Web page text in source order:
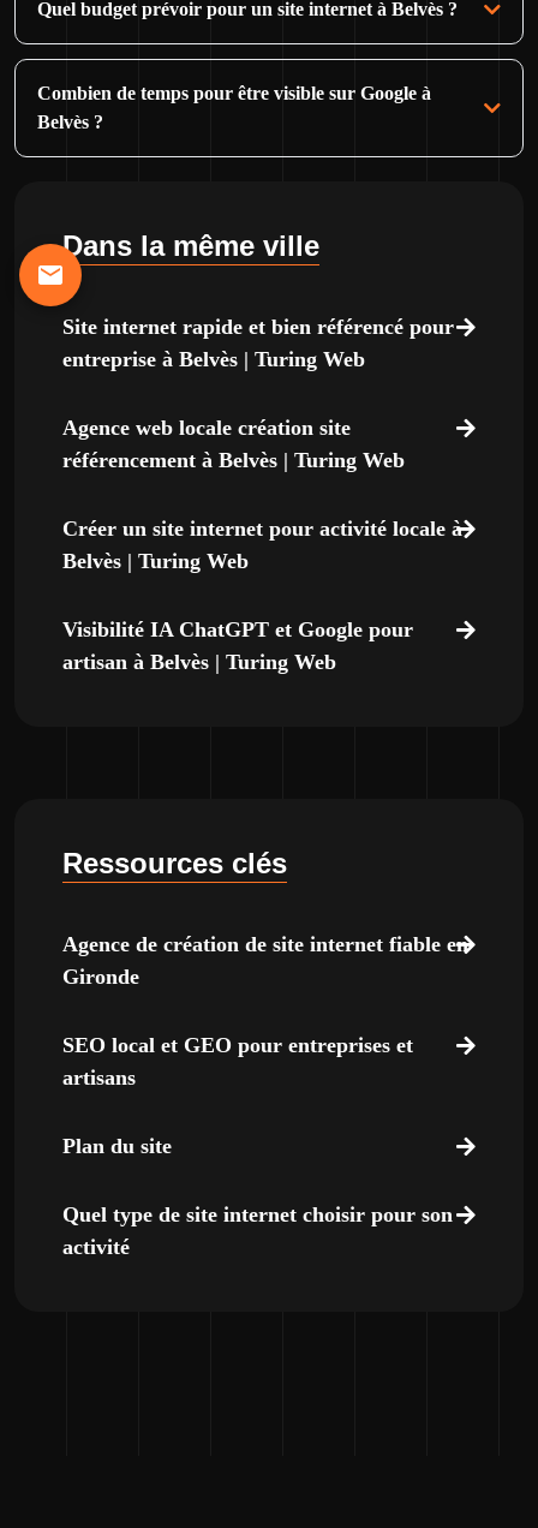
Quel budget prévoir pour un site internet à Belvès ?
Combien de temps pour être visible sur Google à
Belvès ?
Dans la même ville
Site internet rapide et bien référencé pour
entreprise à Belvès | Turing Web
Agence web locale création site
référencement à Belvès | Turing Web
Créer un site internet pour activité locale à
Belvès | Turing Web
Visibilité IA ChatGPT et Google pour
artisan à Belvès | Turing Web
Ressources clés
Agence de création de site internet fiable en
Gironde
SEO local et GEO pour entreprises et
artisans
Plan du site
Quel type de site internet choisir pour son
activité